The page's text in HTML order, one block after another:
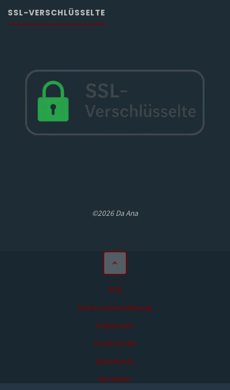
SSL-VERSCHLÜSSELTE
©2026 Da Ana
AGB
Datenschutzerklärung
Impressum
Zusatzstoffe
Speisekarte
Anmelden